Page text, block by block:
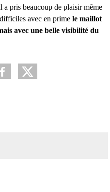
pris beaucoup de plaisir même
avec en prime le maillot
avec une belle visibilité du